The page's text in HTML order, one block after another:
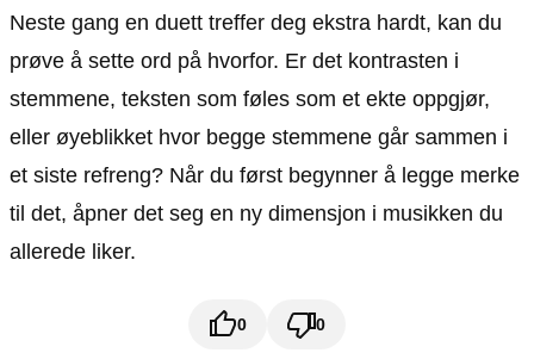
Neste gang en duett treffer deg ekstra hardt, kan du
prøve å sette ord på hvorfor. Er det kontrasten i
stemmene, teksten som føles som et ekte oppgjør,
eller øyeblikket hvor begge stemmene går sammen i
et siste refreng? Når du først begynner å legge merke
til det, åpner det seg en ny dimensjon i musikken du
allerede liker.
0 0